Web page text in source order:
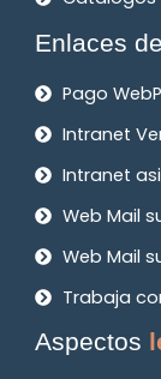
Enlaces de
Pago
Intranet
Intranet
Web Mail
Web Mail
Trabaja
Aspectos